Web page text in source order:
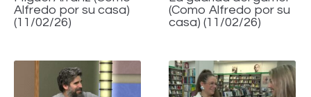
Alfredo por su casa)
(11/02/26)
(Como Alfredo por su
casa) (11/02/26)